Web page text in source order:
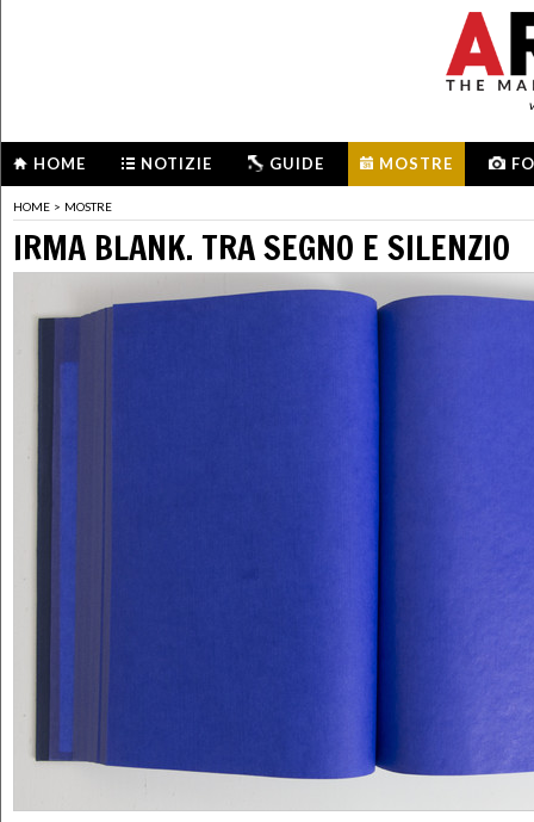
HOME NOTIZIE GUIDE MOSTRE
HOME > MOSTRE
IRMA BLANK. TRA SEGNO E SILENZIO